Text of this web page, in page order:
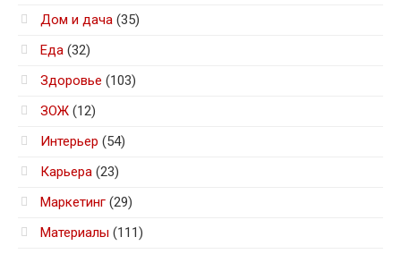
Дом и дача (35)
Еда (32)
Здоровье (103)
ЗОЖ (12)
Интерьер (54)
Карьера (23)
Маркетинг (29)
Материалы (111)